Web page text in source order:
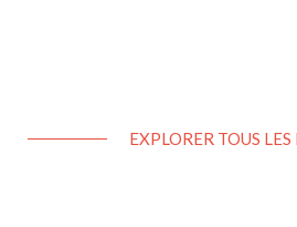
EXPLORER TOUS LES